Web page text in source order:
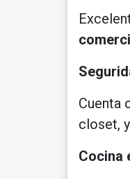
Cuenta
closet,
Cocina